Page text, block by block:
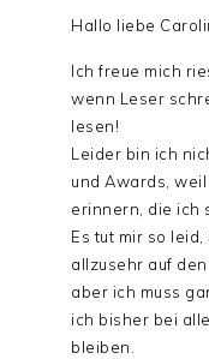
Hallo liebe
Ich freue mich
wenn Leser
lesen!
Leider bin ich
und Awards,
erinnern, die ich
Es tut mir so
allzusehr auf
aber ich muss
ich bisher bei
bleiben.